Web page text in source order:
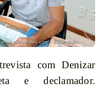
com Denizar
e declamador.